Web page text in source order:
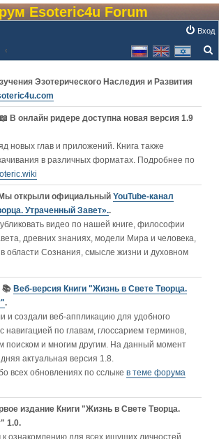
Esoteric4u Forum
Вход
Эзотерического Наследия и Развития
В онлайн ридере доступна новая версия 1.9
новых глав и приложений. Книга также
в различных форматах. Подробнее по
Мы открыли официальный YouTube‑канал
Утраченный Завет»..
видео по нашей книге, философии
древних знаниях, модели Мира и человека,
области Сознания, смысле жизни и духовном
📚 Веб-версия Книги "Жизнь в Свете Творца.
.
и создали веб-аппликацию для удобного
навигацией по главам, глоссарием терминов,
поиском и многим другим. На данный момент
актуальная версия 1.8.
всех обновлениях по сслыке в теме форума
издание Книги "Жизнь в Свете Творца.
1.0.
ознакомлению для всех ищущих личностей